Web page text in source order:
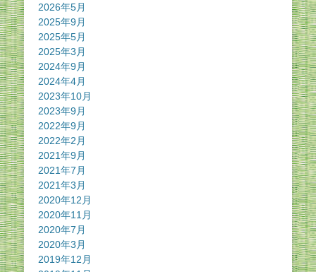
2026年5月
2025年9月
2025年5月
2025年3月
2024年9月
2024年4月
2023年10月
2023年9月
2022年9月
2022年2月
2021年9月
2021年7月
2021年3月
2020年12月
2020年11月
2020年7月
2020年3月
2019年12月